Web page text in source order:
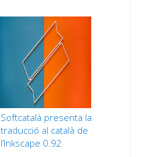
Softcatalà presenta la
traducció al català de
l’Inkscape 0.92